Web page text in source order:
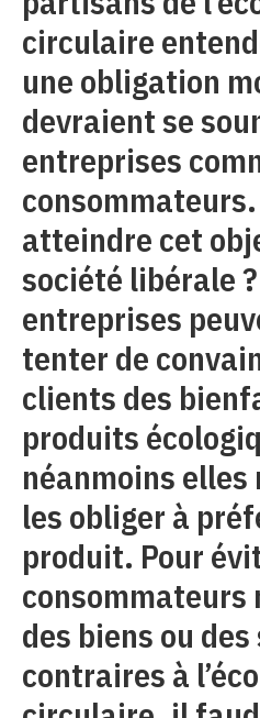
circulaire
une obligation
devraient se
entreprises
atteindre cet
société libérale
entreprises
tenter de
clients des
produits
néanmoins elles
les obliger à
produit. Pour
consommateurs
des biens ou
contraires à